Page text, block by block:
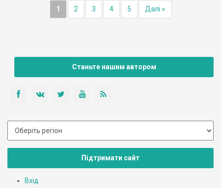
1 2 3 4 5 Далі »
Станьте нашим автором
Підтримати сайт
Вхід